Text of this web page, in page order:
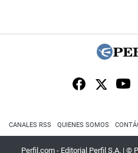
CANALES RSS QUIENES SOMOS
Perfil.com - Editorial Perfil S.A. | ©